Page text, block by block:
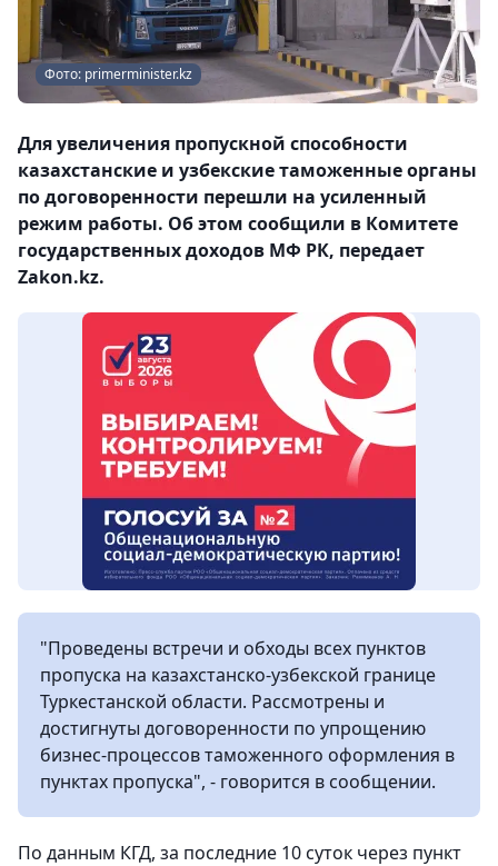
Фото: primerminister.kz
Для увеличения пропускной способности
казахстанские и узбекские таможенные органы
по договоренности перешли на усиленный
режим работы. Об этом сообщили в Комитете
государственных доходов МФ РК, передает
Zakon.kz.
"Проведены встречи и обходы всех пунктов
пропуска на казахстанско-узбекской границе
Туркестанской области. Рассмотрены и
достигнуты договоренности по упрощению
бизнес-процессов таможенного оформления в
пунктах пропуска", - говорится в сообщении.
По данным КГД, за последние 10 суток через пункт